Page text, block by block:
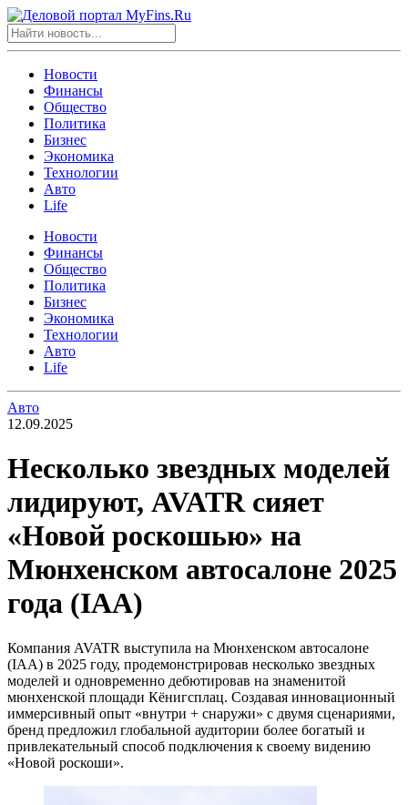
Новости
Финансы
Общество
Политика
Бизнес
Экономика
Технологии
Авто
Life
Новости
Финансы
Общество
Политика
Бизнес
Экономика
Технологии
Авто
Life
Авто
12.09.2025
Несколько звездных моделей
лидируют, AVATR сияет
«Новой роскошью» на
Мюнхенском автосалоне 2025
года (IAA)
Компания AVATR выступила на Мюнхенском автосалоне
(IAA) в 2025 году, продемонстрировав несколько звездных
моделей и одновременно дебютировав на знаменитой
мюнхенской площади Кёнигсплац. Создавая инновационный
иммерсивный опыт «внутри + снаружи» с двумя сценариями,
бренд предложил глобальной аудитории более богатый и
привлекательный способ подключения к своему видению
«Новой роскоши».